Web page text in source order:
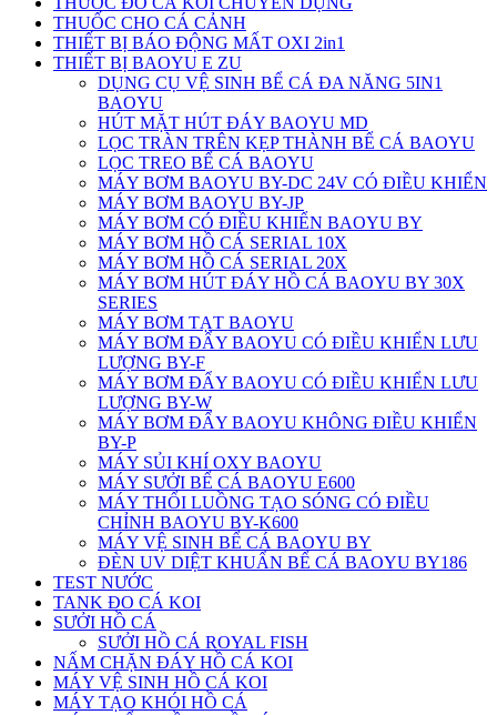
THUỐC CHO CÁ CẢNH
THIẾT BỊ BÁO ĐỘNG MẤT OXI 2in1
THIẾT BỊ BAOYU E ZU
DỤNG CỤ VỆ SINH BỂ CÁ ĐA NĂNG 5IN1
BAOYU
HÚT MẶT HÚT ĐÁY BAOYU MD
LỌC TRÀN TRÊN KẸP THÀNH BỂ CÁ BAOYU
LỌC TREO BỂ CÁ BAOYU
MÁY BƠM BAOYU BY-DC 24V CÓ ĐIỀU KHIỂN
MÁY BƠM BAOYU BY-JP
MÁY BƠM CÓ ĐIỀU KHIỂN BAOYU BY
MÁY BƠM HỒ CÁ SERIAL 10X
MÁY BƠM HỒ CÁ SERIAL 20X
MÁY BƠM HÚT ĐÁY HỒ CÁ BAOYU BY 30X
SERIES
MÁY BƠM TẠT BAOYU
MÁY BƠM ĐẨY BAOYU CÓ ĐIỀU KHIỂN LƯU
LƯỢNG BY-F
MÁY BƠM ĐẨY BAOYU CÓ ĐIỀU KHIỂN LƯU
LƯỢNG BY-W
MÁY BƠM ĐẨY BAOYU KHÔNG ĐIỀU KHIỂN
BY-P
MÁY SỦI KHÍ OXY BAOYU
MÁY SƯỞI BỂ CÁ BAOYU E600
MÁY THỔI LUỒNG TẠO SÓNG CÓ ĐIỀU
CHỈNH BAOYU BY-K600
MÁY VỆ SINH BỂ CÁ BAOYU BY
ĐÈN UV DIỆT KHUẨN BỂ CÁ BAOYU BY186
TEST NƯỚC
TANK ĐO CÁ KOI
SƯỞI HỒ CÁ
SƯỞI HỒ CÁ ROYAL FISH
NẤM CHẶN ĐÁY HỒ CÁ KOI
MÁY VỆ SINH HỒ CÁ KOI
MÁY TẠO KHÓI HỒ CÁ